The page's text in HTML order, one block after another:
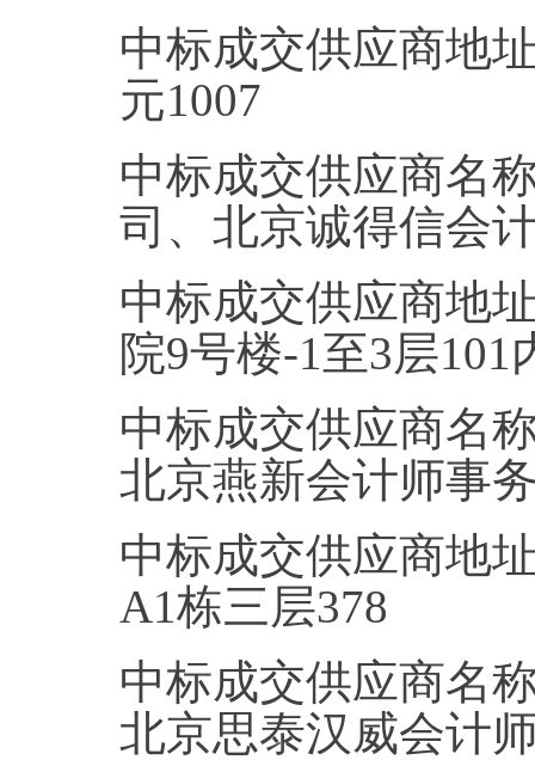
中标成交供应商地
元1007
中标成交供应商名
司、北京诚得信会
中标成交供应商地
院9号楼-1至3层101
中标成交供应商名
北京燕新会计师事
中标成交供应商地
A1栋三层378
中标成交供应商名
北京思泰汉威会计